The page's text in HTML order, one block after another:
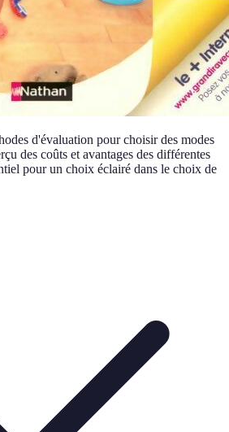
d'évaluation pour choisir des modes
des coûts et avantages des différentes
pour un choix éclairé dans le choix de